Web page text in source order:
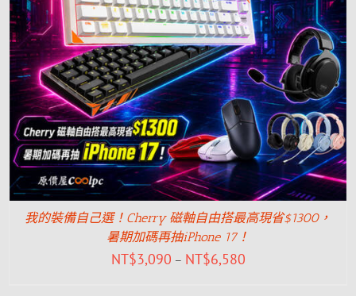
我的裝備自己選！Cherry 磁軸自由搭最高現省$1300，
暑期加碼再抽iPhone 17！
NT$3,090 – NT$6,580